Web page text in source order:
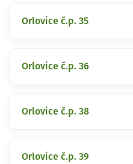
Orlovice č.p. 35
Orlovice č.p. 36
Orlovice č.p. 38
Orlovice č.p. 39